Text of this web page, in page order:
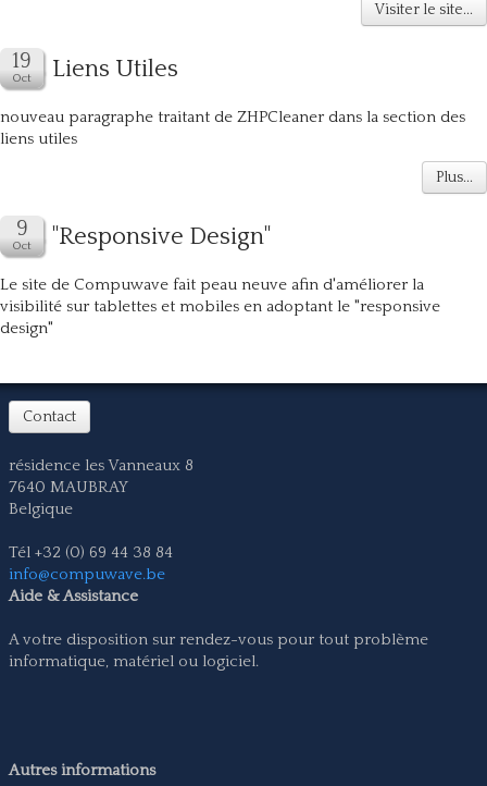
Visiter le site...
Liens Utiles
nouveau paragraphe traitant de ZHPCleaner dans la section des
liens utiles
Plus...
"Responsive Design"
Le site de Compuwave fait peau neuve afin d'améliorer la
visibilité sur tablettes et mobiles en adoptant le "responsive
design"
Contact
résidence les Vanneaux 8
7640 MAUBRAY
Belgique
Tél +32 (0) 69 44 38 84
info@compuwave.be
Aide & Assistance
A votre disposition sur rendez-vous pour tout problème
informatique, matériel ou logiciel.
Autres informations